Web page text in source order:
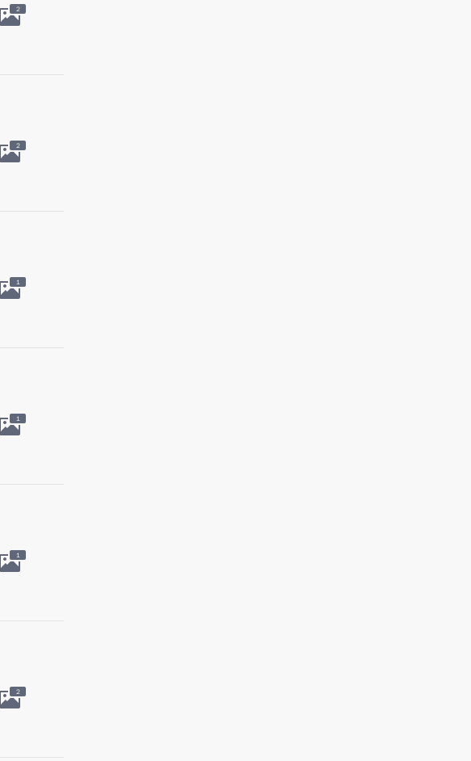
2
2
1
1
1
2